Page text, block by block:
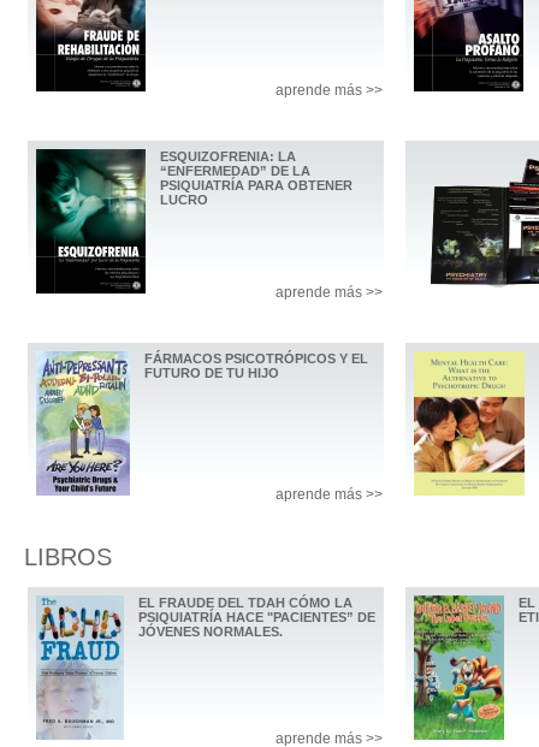
aprende más >>
ESQUIZOFRENIA: LA
“ENFERMEDAD” DE LA
PSIQUIATRÍA PARA OBTENER
LUCRO
aprende más >>
FÁRMACOS PSICOTRÓPICOS Y EL
FUTURO DE TU HIJO
aprende más >>
LIBROS
EL FRAUDE DEL TDAH CÓMO LA
PSIQUIATRÍA HACE "PACIENTES” DE
JÓVENES NORMALES.
aprende más >>